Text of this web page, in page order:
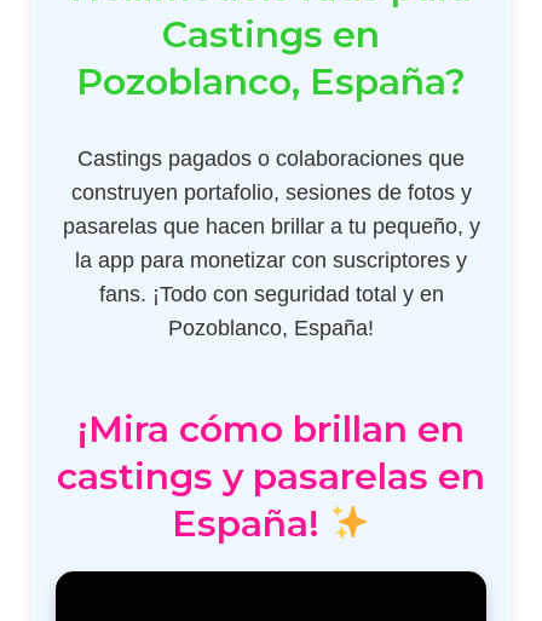
Castings en
Pozoblanco, España?
Castings pagados o colaboraciones que
construyen portafolio, sesiones de fotos y
pasarelas que hacen brillar a tu pequeño, y
la app para monetizar con suscriptores y
fans. ¡Todo con seguridad total y en
Pozoblanco, España!
¡Mira cómo brillan en
castings y pasarelas en
España!